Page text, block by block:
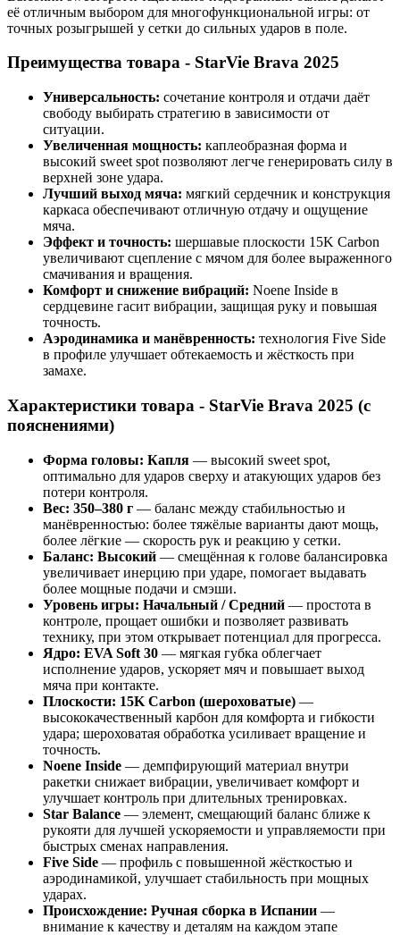
её отличным выбором для многофункциональной игры: от
точных розыгрышей у сетки до сильных ударов в поле.
Преимущества товара - StarVie Brava 2025
Универсальность: сочетание контроля и отдачи даёт
свободу выбирать стратегию в зависимости от
ситуации.
Увеличенная мощность: каплеобразная форма и
высокий sweet spot позволяют легче генерировать силу в
верхней зоне удара.
Лучший выход мяча: мягкий сердечник и конструкция
каркаса обеспечивают отличную отдачу и ощущение
мяча.
Эффект и точность: шершавые плоскости 15K Carbon
увеличивают сцепление с мячом для более выраженного
смачивания и вращения.
Комфорт и снижение вибраций: Noene Inside в
сердцевине гасит вибрации, защищая руку и повышая
точность.
Аэродинамика и манёвренность: технология Five Side
в профиле улучшает обтекаемость и жёсткость при
замахе.
Характеристики товара - StarVie Brava 2025 (с
пояснениями)
Форма головы: Капля — высокий sweet spot,
оптимально для ударов сверху и атакующих ударов без
потери контроля.
Вес: 350–380 г — баланс между стабильностью и
манёвренностью: более тяжёлые варианты дают мощь,
более лёгкие — скорость рук и реакцию у сетки.
Баланс: Высокий — смещённая к голове балансировка
увеличивает инерцию при ударе, помогает выдавать
более мощные подачи и смэши.
Уровень игры: Начальный / Средний — простота в
контроле, прощает ошибки и позволяет развивать
технику, при этом открывает потенциал для прогресса.
Ядро: EVA Soft 30 — мягкая губка облегчает
исполнение ударов, ускоряет мяч и повышает выход
мяча при контакте.
Плоскости: 15K Carbon (шероховатые) —
высококачественный карбон для комфорта и гибкости
удара; шероховатая обработка усиливает вращение и
точность.
Noene Inside — демпфирующий материал внутри
ракетки снижает вибрации, увеличивает комфорт и
улучшает контроль при длительных тренировках.
Star Balance — элемент, смещающий баланс ближе к
рукояти для лучшей ускоряемости и управляемости при
быстрых сменах направления.
Five Side — профиль с повышенной жёсткостью и
аэродинамикой, улучшает стабильность при мощных
ударах.
Происхождение: Ручная сборка в Испании —
внимание к качеству и деталям на каждом этапе